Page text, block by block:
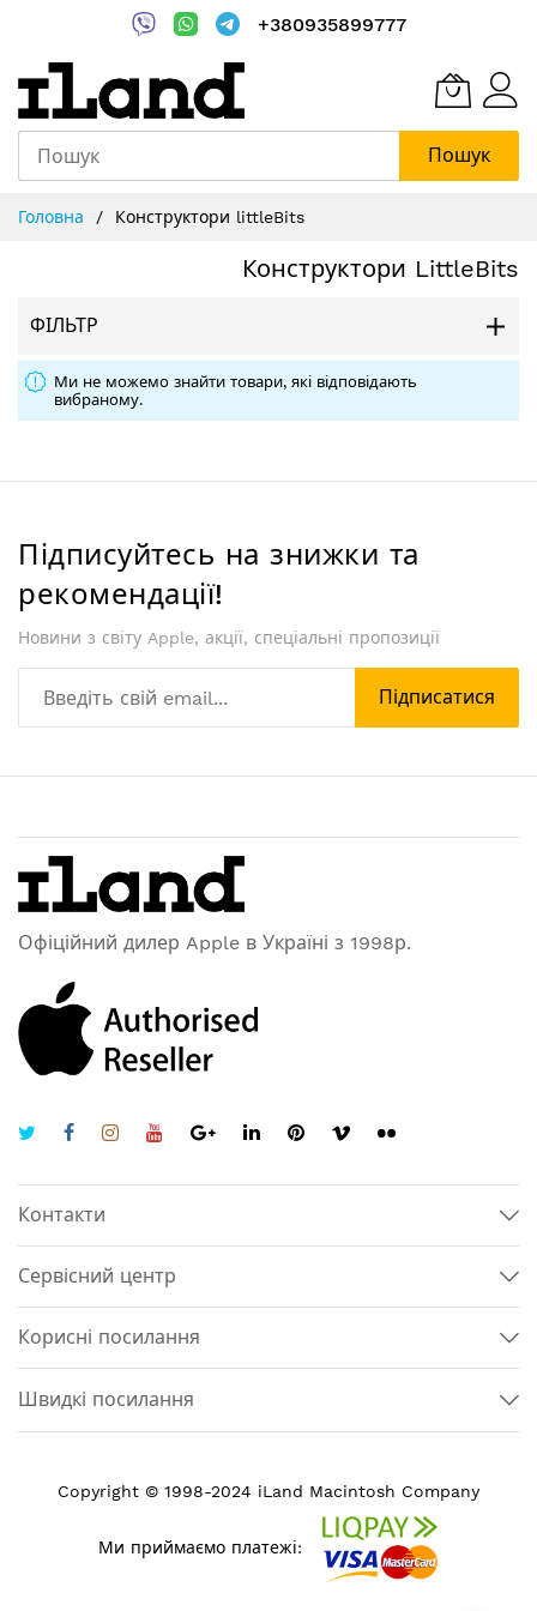
+380935899777
Пошук
Головна Конструктори littleBits
Конструктори LittleBits
ФІЛЬТР
Ми не можемо знайти товари, які відповідають
вибраному.
Підписуйтесь на знижки та
рекомендації!
Новини з світу Apple, акції, спеціальні пропозиції
Підписатися
Офіційний дилер Apple в Україні з 1998р.
Контакти
Сервісний центр
Корисні посилання
Швидкі посилання
Copyright © 1998-2024 iLand Macintosh Company
Ми приймаємо платежі: